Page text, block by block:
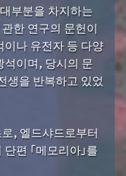
부분을 차지하는
관한 연구의 문헌이
이나 유전자 등 다양
석이며, 당시의 문
생을 반복하고 있었
, 엘드샤드로부터
편 「메모리아」를